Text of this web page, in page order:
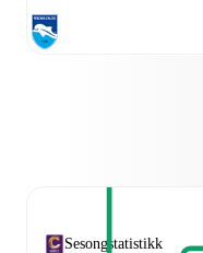
Sesongstatistikk